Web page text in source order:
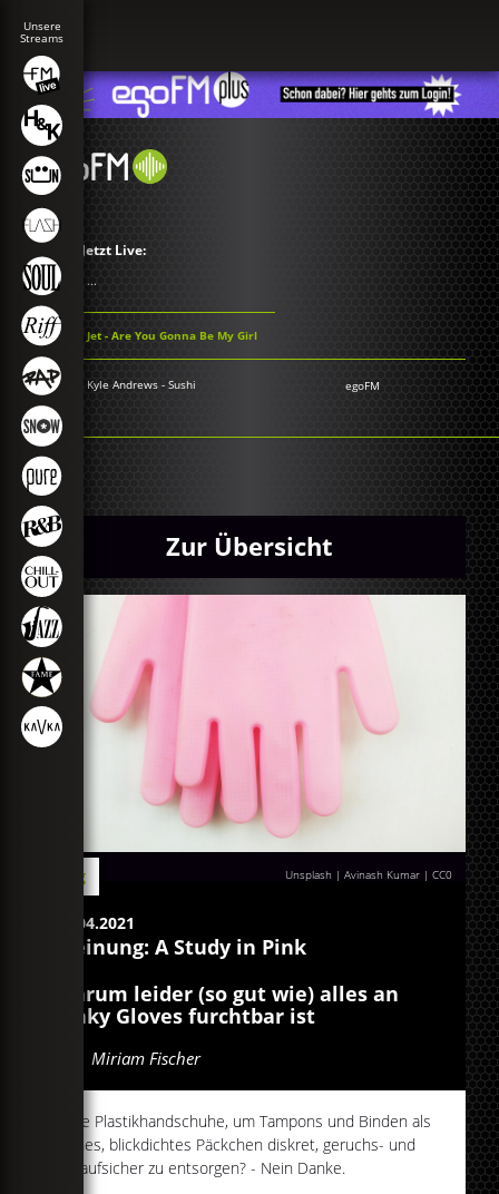
Jetzt Live:
...
Jet - Are You Gonna Be My Girl
Kyle Andrews - Sushi egoFM
Zur Übersicht
Unsplash | Avinash Kumar |CC0
Blog
14.04.2021
Meinung: A Study in Pink
Warum leider (so gut wie) alles an
Pinky Gloves furchtbar ist
Miriam Fischer
Pinke Plastikhandschuhe, um Tampons und Binden als
kleines, blickdichtes Päckchen diskret, geruchs- und
auslaufsicher zu entsorgen? - Nein Danke.